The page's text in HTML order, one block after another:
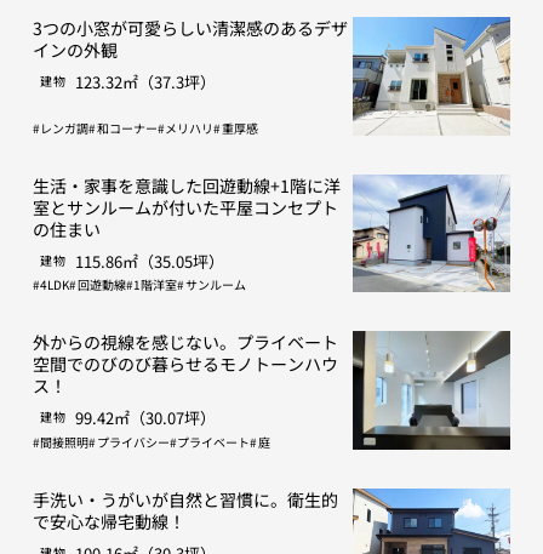
3つの小窓が可愛らしい清潔感のあるデザ
インの外観
建物 123.32㎡（37.3坪）
レンガ調 和コーナー メリハリ 重厚感
生活・家事を意識した回遊動線+1階に洋
室とサンルームが付いた平屋コンセプト
の住まい
建物 115.86㎡（35.05坪）
4LDK 回遊動線 1階洋室 サンルーム
外からの視線を感じない。プライベート
空間でのびのび暮らせるモノトーンハウ
ス！
建物 99.42㎡（30.07坪）
間接照明 プライバシー プライベート 庭
手洗い・うがいが自然と習慣に。衛生的
で安心な帰宅動線！